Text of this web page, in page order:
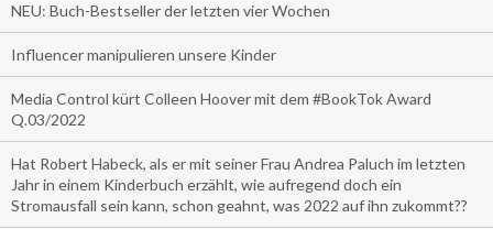
NEU: Buch-Bestseller der letzten vier Wochen
Influencer manipulieren unsere Kinder
Media Control kürt Colleen Hoover mit dem #BookTok Award
Q.03/2022
Hat Robert Habeck, als er mit seiner Frau Andrea Paluch im letzten
Jahr in einem Kinderbuch erzählt, wie aufregend doch ein
Stromausfall sein kann, schon geahnt, was 2022 auf ihn zukommt??